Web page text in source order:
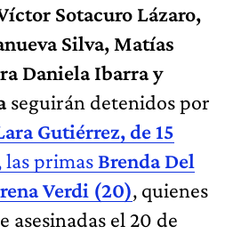
Sotacuro Lázaro,
Silva, Matías
Daniela Ibarra y
seguirán detenidos por
Gutiérrez, de 15
las primas Brenda Del
Verdi (20), quienes
el 20 de